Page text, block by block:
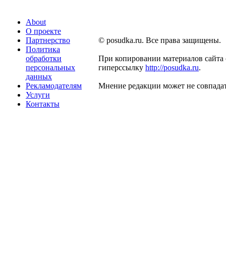
About
О проекте
Партнерство
Политика
обработки
персональных
данных
Рекламодателям
Услуги
Контакты
© posudka.ru. Все права защищены.
При копировании материалов сайта
гиперссылку http://posudka.ru.
Мнение редакции может не